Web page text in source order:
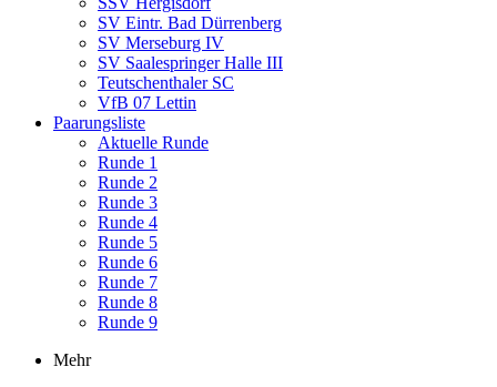
SV Eintr. Bad Dürrenberg
SV Merseburg IV
SV Saalespringer Halle III
Teutschenthaler SC
VfB 07 Lettin
Paarungsliste
Aktuelle Runde
Runde 1
Runde 2
Runde 3
Runde 4
Runde 5
Runde 6
Runde 7
Runde 8
Runde 9
Mehr